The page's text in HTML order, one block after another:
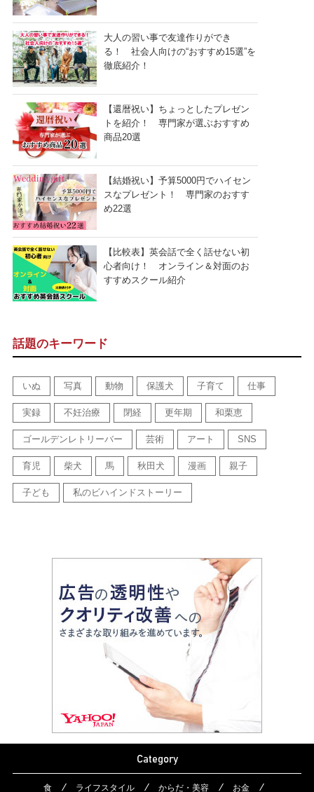
大人の習い事で友達作りができ
る！ 社会人向けの“おすすめ15選”を
徹底紹介！
【還暦祝い】ちょっとしたプレゼン
トを紹介！ 専門家が選ぶおすすめ
商品20選
【結婚祝い】予算5000円でハイセン
スなプレゼント！ 専門家のおすす
め22選
【比較表】英会話で全く話せない初
心者向け！ オンライン＆対面のお
すすめスクール紹介
話題のキーワード
いぬ 写真 動物 保護犬 子育て 仕事
実録 不妊治療 閉経 更年期 和栗恵
ゴールデンレトリーバー 芸術 アート SNS
育児 柴犬 馬 秋田犬 漫画 親子
子ども 私のビハインドストーリー
Category
食 ライフスタイル からだ・美容 お金